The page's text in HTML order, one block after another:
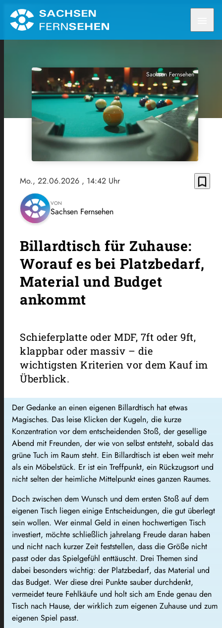
Sachsen Fernsehen
Mo., 22.06.2026 , 14:42 Uhr bookmark_border
VON
Sachsen Fernsehen
Billardtisch für Zuhause:
Worauf es bei Platzbedarf,
Material und Budget
ankommt
Schieferplatte oder MDF, 7ft oder 9ft,
klappbar oder massiv – die
wichtigsten Kriterien vor dem Kauf im
Überblick.
Der Gedanke an einen eigenen Billardtisch hat etwas
Magisches. Das leise Klicken der Kugeln, die kurze
Konzentration vor dem entscheidenden Stoß, der gesellige
Abend mit Freunden, der wie von selbst entsteht, sobald das
grüne Tuch im Raum steht. Ein Billardtisch ist eben weit mehr
als ein Möbelstück. Er ist ein Treffpunkt, ein Rückzugsort und
nicht selten der heimliche Mittelpunkt eines ganzen Raumes.
Doch zwischen dem Wunsch und dem ersten Stoß auf dem
eigenen Tisch liegen einige Entscheidungen, die gut überlegt
sein wollen. Wer einmal Geld in einen hochwertigen Tisch
investiert, möchte schließlich jahrelang Freude daran haben
und nicht nach kurzer Zeit feststellen, dass die Größe nicht
passt oder das Spielgefühl enttäuscht. Drei Themen sind
dabei besonders wichtig: der Platzbedarf, das Material und
das Budget. Wer diese drei Punkte sauber durchdenkt,
vermeidet teure Fehlkäufe und holt sich am Ende genau den
Tisch nach Hause, der wirklich zum eigenen Zuhause und zum
eigenen Spiel passt.